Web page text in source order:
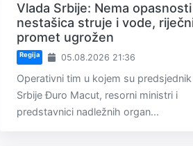
Vlada Srbije: Nema
nestašica struje i vode,
promet ugrožen
Regija 05.08.2026 21:36
Operativni tim u kojem su
Srbije Đuro Macut, resorni ministri i
predstavnici nadležnih organ...